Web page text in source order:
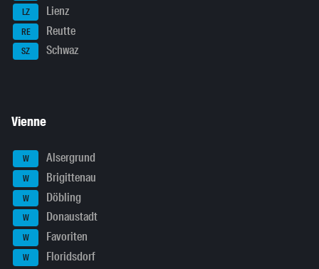
LZ Lienz
RE Reutte
SZ Schwaz
Vienne
W Alsergrund
W Brigittenau
W Döbling
W Donaustadt
W Favoriten
W
Floridsdorf